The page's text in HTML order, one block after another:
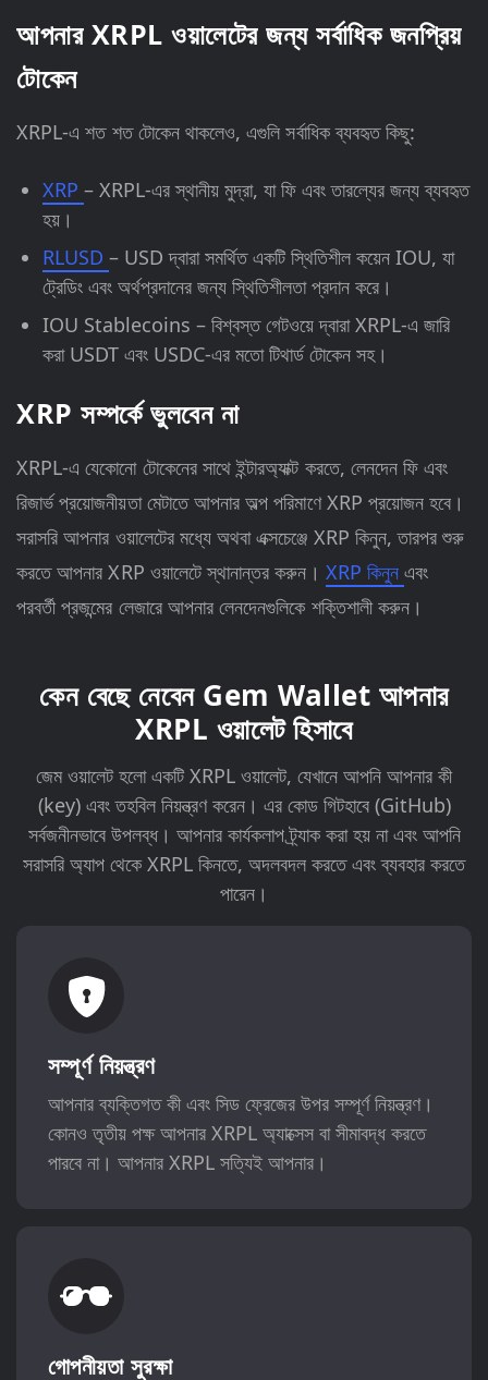
আপনার XRPL ওয়ালেটের জন্য সর্বাধিক জনপ্রিয়
টোকেন
XRPL-এ শত শত টোকেন থাকলেও, এগুলি সর্বাধিক ব্যবহৃত কিছু:
XRP – XRPL-এর স্থানীয় মুদ্রা, যা ফি এবং তারল্যের জন্য ব্যবহৃত
হয়।
RLUSD – USD দ্বারা সমর্থিত একটি স্থিতিশীল কয়েন IOU, যা
ট্রেডিং এবং অর্থপ্রদানের জন্য স্থিতিশীলতা প্রদান করে।
IOU Stablecoins – বিশ্বস্ত গেটওয়ে দ্বারা XRPL-এ জারি
করা USDT এবং USDC-এর মতো টিথার্ড টোকেন সহ।
XRP সম্পর্কে ভুলবেন না
XRPL-এ যেকোনো টোকেনের সাথে ইন্টারঅ্যাক্ট করতে, লেনদেন ফি এবং
রিজার্ভ প্রয়োজনীয়তা মেটাতে আপনার অল্প পরিমাণে XRP প্রয়োজন হবে।
সরাসরি আপনার ওয়ালেটের মধ্যে অথবা এক্সচেঞ্জে XRP কিনুন, তারপর শুরু
করতে আপনার XRP ওয়ালেটে স্থানান্তর করুন। XRP কিনুনএবং
পরবর্তী প্রজন্মের লেজারে আপনার লেনদেনগুলিকে শক্তিশালী করুন।
কেন বেছে নেবেন Gem Wallet আপনার
XRPL ওয়ালেট হিসাবে
জেম ওয়ালেট হলো একটি XRPL ওয়ালেট, যেখানে আপনি আপনার কী
(key) এবং তহবিল নিয়ন্ত্রণ করেন। এর কোড গিটহাবে (GitHub)
সর্বজনীনভাবে উপলব্ধ। আপনার কার্যকলাপ ট্র্যাক করা হয় না এবং আপনি
সরাসরি অ্যাপ থেকে XRPL কিনতে, অদলবদল করতে এবং ব্যবহার করতে
পারেন।
সম্পূর্ণ নিয়ন্ত্রণ
আপনার ব্যক্তিগত কী এবং সিড ফ্রেজের উপর সম্পূর্ণ নিয়ন্ত্রণ।
কোনও তৃতীয় পক্ষ আপনার XRPL অ্যাক্সেস বা সীমাবদ্ধ করতে
পারবে না। আপনার XRPL সত্যিই আপনার।
গোপনীয়তা সুরক্ষা